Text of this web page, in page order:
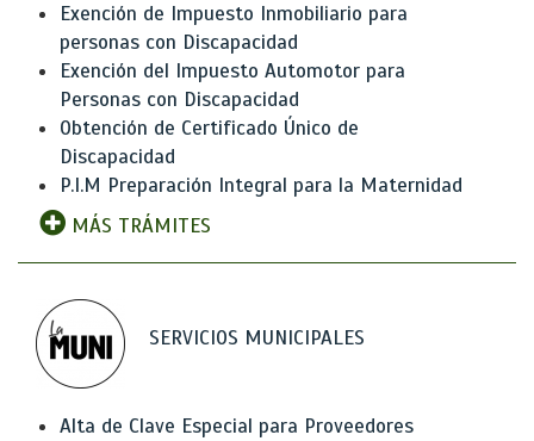
Exención de Impuesto Inmobiliario para
personas con Discapacidad
Exención del Impuesto Automotor para
Personas con Discapacidad
Obtención de Certificado Único de
Discapacidad
P.I.M Preparación Integral para la Maternidad
MÁS TRÁMITES
SERVICIOS MUNICIPALES
Alta de Clave Especial para Proveedores